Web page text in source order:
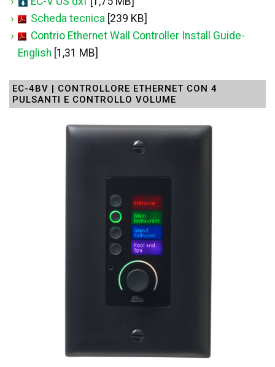
Scheda tecnica [239 KB]
Contrio Ethernet Wall Controller Install Guide-
English [1,31 MB]
EC-4BV | CONTROLLORE ETHERNET CON 4
PULSANTI E CONTROLLO VOLUME